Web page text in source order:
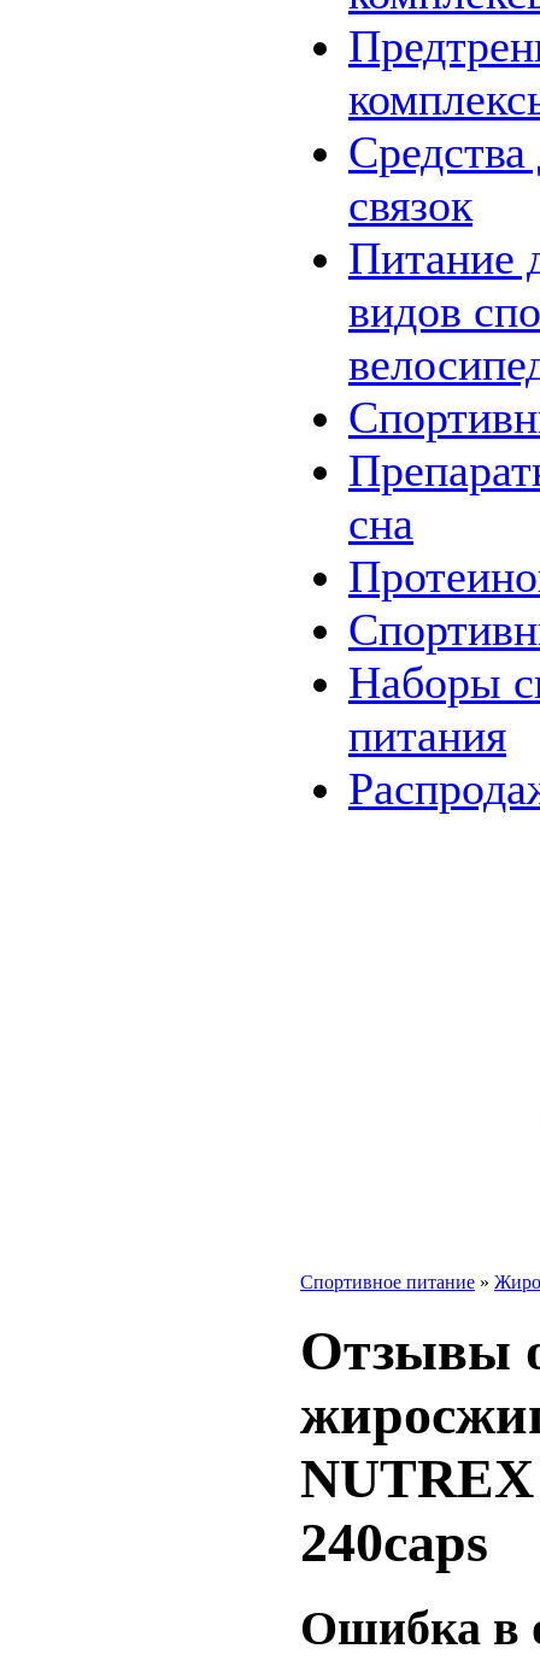
Средства
связок
Питание
видов
сна
Наборы
питания
Спортивное питание »
Отзывы
240caps
Ошибка в